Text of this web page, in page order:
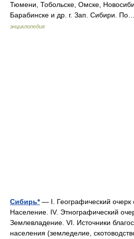
Тюмени, Тобольске, Омске,
Барабинске и др. г. Зап. Сибири.
энциклопедия
Сибирь*— I. Географический очерк
Население. IV. Этнографический
Землевладение. VI. Источники
населения (земледелие,